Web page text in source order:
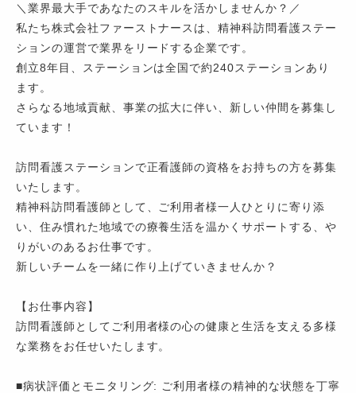
＼業界最大手であなたのスキルを活かしませんか？／
私たち株式会社ファーストナースは、精神科訪問看護ステー
ションの運営で業界をリードする企業です。
創立8年目、ステーションは全国で約240ステーションあり
ます。
さらなる地域貢献、事業の拡大に伴い、新しい仲間を募集し
ています！
訪問看護ステーションで正看護師の資格をお持ちの方を募集
いたします。
精神科訪問看護師として、ご利用者様一人ひとりに寄り添
い、住み慣れた地域での療養生活を温かくサポートする、や
りがいのあるお仕事です。
新しいチームを一緒に作り上げていきませんか？
【お仕事内容】
訪問看護師としてご利用者様の心の健康と生活を支える多様
な業務をお任せいたします。
■病状評価とモニタリング: ご利用者様の精神的な状態を丁寧